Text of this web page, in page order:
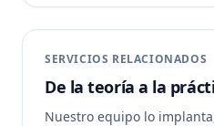
SERVICIOS RELACIONADOS
De la teoría a la
Nuestro equipo lo